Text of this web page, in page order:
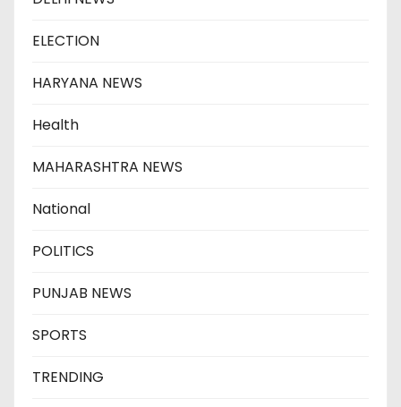
ELECTION
HARYANA NEWS
Health
MAHARASHTRA NEWS
National
POLITICS
PUNJAB NEWS
SPORTS
TRENDING